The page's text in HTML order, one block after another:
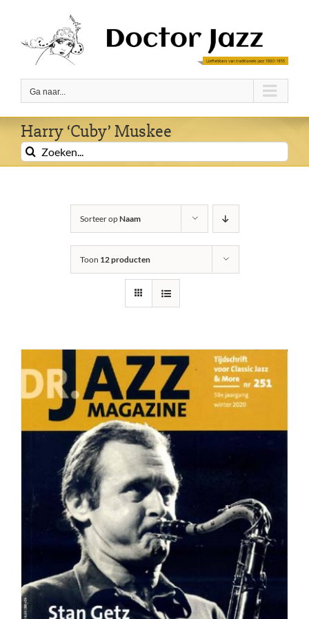
inhoud
Ga naar...
Harry ‘Cuby’ Muskee
Zoeken
naar:
Sorteer opNaam
Toon 12 producten